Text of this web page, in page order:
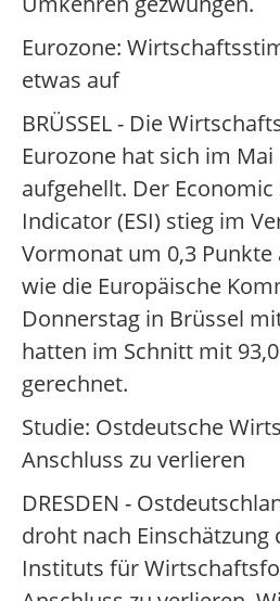
Eurozone:
etwas auf
BRÜSSEL - Die
Eurozone hat sich im
aufgehellt. Der
Indicator (ESI) stieg im
Vormonat um 0,3 Punkte
wie die Europäische
Donnerstag in Brüssel
hatten im Schnitt mit
gerechnet.
Studie: Ostdeutsche
Anschluss zu verlieren
DRESDEN -
droht nach Einschätzung
Instituts für